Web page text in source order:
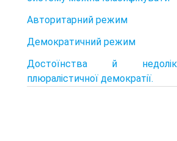
Авторитарний режим
Демократичний режим
Достоїнства й
плюралістичної демократії.